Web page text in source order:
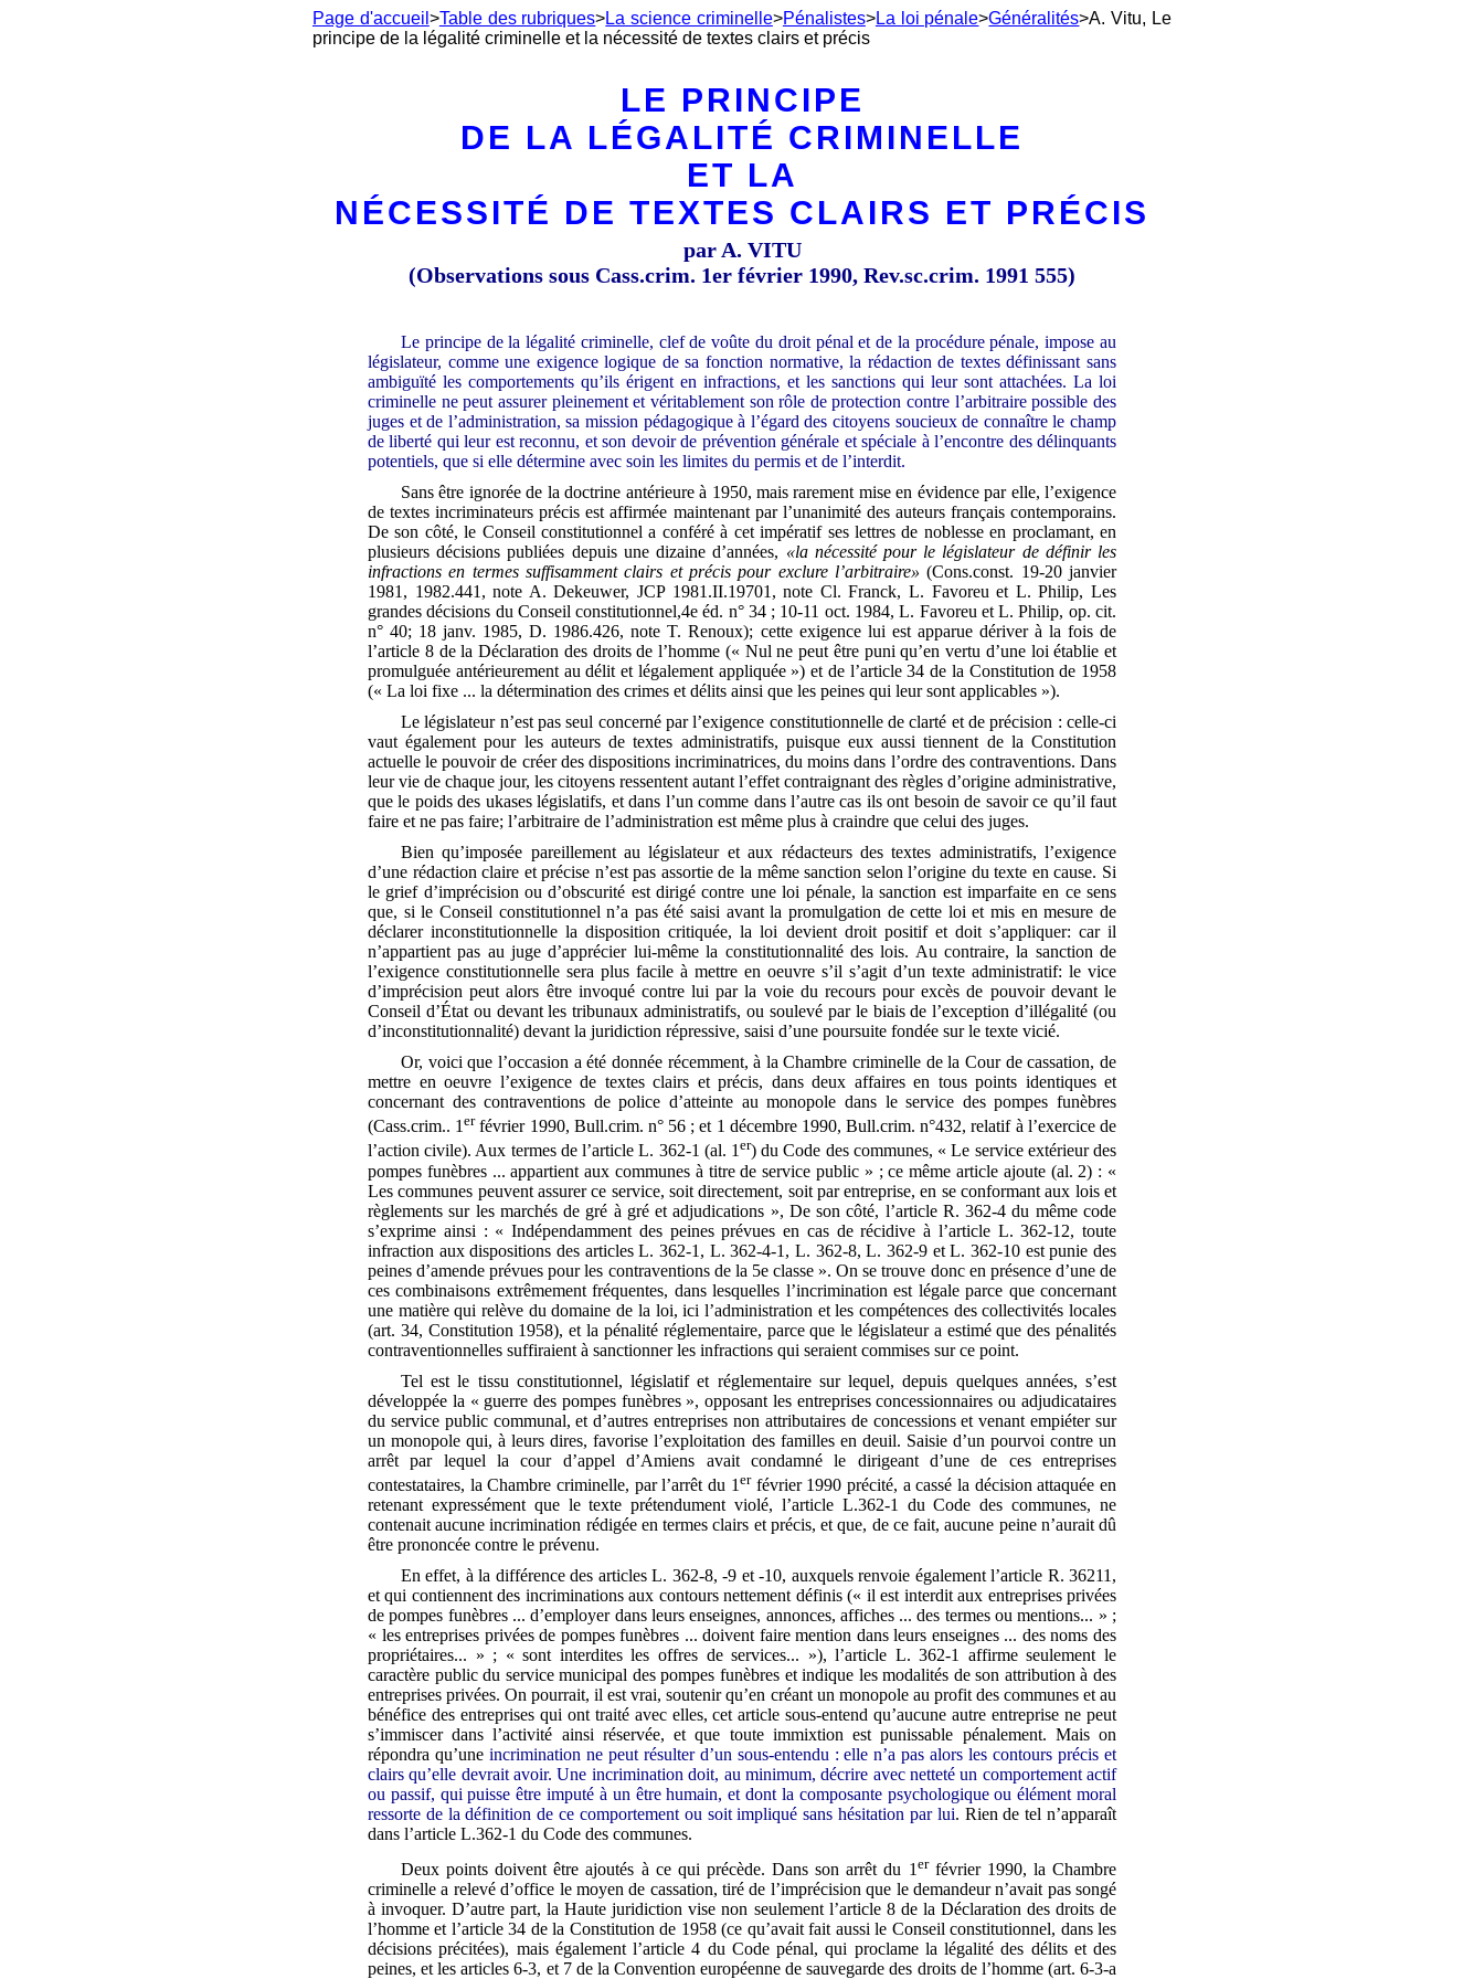
Page d'accueil >Table des rubriques>La science criminelle>Pénalistes>La loi pénale>Généralités>A. Vitu, Le
principe de la légalité criminelle et la nécessité de textes clairs et précis
LE PRINCIPE
DE LA LÉGALITÉ CRIMINELLE
ET LA
NÉCESSITÉ DE TEXTES CLAIRS ET PRÉCIS
par A. VITU
(Observations sous Cass.crim. 1er février 1990, Rev.sc.crim. 1991 555)
Le principe de la légalité criminelle, clef de voûte du droit pénal et de la procédure pénale, impose au
législateur, comme une exigence logique de sa fonction normative, la rédaction de textes définissant sans
ambiguïté les comportements qu’ils érigent en infractions, et les sanctions qui leur sont attachées. La loi
criminelle ne peut assurer pleinement et véritablement son rôle de protection contre l’arbitraire possible des
juges et de l’administration, sa mission pédagogique à l’égard des citoyens soucieux de connaître le champ
de liberté qui leur est reconnu, et son devoir de prévention générale et spéciale à l’encontre des délinquants
potentiels, que si elle détermine avec soin les limites du permis et de l’interdit.
Sans être ignorée de la doctrine antérieure à 1950, mais rarement mise en évidence par elle, l’exigence
de textes incriminateurs précis est affirmée maintenant par l’unanimité des auteurs français contemporains.
De son côté, le Conseil constitutionnel a conféré à cet impératif ses lettres de noblesse en proclamant, en
plusieurs décisions publiées depuis une dizaine d’années, «la nécessité pour le législateur de définir les
infractions en termes suffisamment clairs et précis pour exclure l’arbitraire» (Cons.const. 19-20 janvier
1981, 1982.441, note A. Dekeuwer, JCP 1981.II.19701, note Cl. Franck, L. Favoreu et L. Philip, Les
grandes décisions du Conseil constitutionnel,4e éd. n° 34 ; 10-11 oct. 1984, L. Favoreu et L. Philip, op. cit.
n° 40; 18 janv. 1985, D. 1986.426, note T. Renoux); cette exigence lui est apparue dériver à la fois de
l’article 8 de la Déclaration des droits de l’homme (« Nul ne peut être puni qu’en vertu d’une loi établie et
promulguée antérieurement au délit et légalement appliquée ») et de l’article 34 de la Constitution de 1958
(« La loi fixe ... la détermination des crimes et délits ainsi que les peines qui leur sont applicables »).
Le législateur n’est pas seul concerné par l’exigence constitutionnelle de clarté et de précision : celle-ci
vaut également pour les auteurs de textes administratifs, puisque eux aussi tiennent de la Constitution
actuelle le pouvoir de créer des dispositions incriminatrices, du moins dans l’ordre des contraventions. Dans
leur vie de chaque jour, les citoyens ressentent autant l’effet contraignant des règles d’origine administrative,
que le poids des ukases législatifs, et dans l’un comme dans l’autre cas ils ont besoin de savoir ce qu’il faut
faire et ne pas faire; l’arbitraire de l’administration est même plus à craindre que celui des juges.
Bien qu’imposée pareillement au législateur et aux rédacteurs des textes administratifs, l’exigence
d’une rédaction claire et précise n’est pas assortie de la même sanction selon l’origine du texte en cause. Si
le grief d’imprécision ou d’obscurité est dirigé contre une loi pénale, la sanction est imparfaite en ce sens
que, si le Conseil constitutionnel n’a pas été saisi avant la promulgation de cette loi et mis en mesure de
déclarer inconstitutionnelle la disposition critiquée, la loi devient droit positif et doit s’appliquer: car il
n’appartient pas au juge d’apprécier lui-même la constitutionnalité des lois. Au contraire, la sanction de
l’exigence constitutionnelle sera plus facile à mettre en oeuvre s’il s’agit d’un texte administratif: le vice
d’imprécision peut alors être invoqué contre lui par la voie du recours pour excès de pouvoir devant le
Conseil d’État ou devant les tribunaux administratifs, ou soulevé par le biais de l’exception d’illégalité (ou
d’inconstitutionnalité) devant la juridiction répressive, saisi d’une poursuite fondée sur le texte vicié.
Or, voici que l’occasion a été donnée récemment, à la Chambre criminelle de la Cour de cassation, de
mettre en oeuvre l’exigence de textes clairs et précis, dans deux affaires en tous points identiques et
concernant des contraventions de police d’atteinte au monopole dans le service des pompes funèbres
(Cass.crim.. 1erfévrier 1990, Bull.crim. n° 56 ; et 1 décembre 1990, Bull.crim. n°432, relatif à l’exercice de
l’action civile). Aux termes de l’article L. 362-1 (al. 1er) du Code des communes, « Le service extérieur des
pompes funèbres ... appartient aux communes à titre de service public » ; ce même article ajoute (al. 2) : «
Les communes peuvent assurer ce service, soit directement, soit par entreprise, en se conformant aux lois et
règlements sur les marchés de gré à gré et adjudications », De son côté, l’article R. 362-4 du même code
s’exprime ainsi : « Indépendamment des peines prévues en cas de récidive à l’article L. 362-12, toute
infraction aux dispositions des articles L. 362-1, L. 362-4-1, L. 362-8, L. 362-9 et L. 362-10 est punie des
peines d’amende prévues pour les contraventions de la 5e classe ». On se trouve donc en présence d’une de
ces combinaisons extrêmement fréquentes, dans lesquelles l’incrimination est légale parce que concernant
une matière qui relève du domaine de la loi, ici l’administration et les compétences des collectivités locales
(art. 34, Constitution 1958), et la pénalité réglementaire, parce que le législateur a estimé que des pénalités
contraventionnelles suffiraient à sanctionner les infractions qui seraient commises sur ce point.
Tel est le tissu constitutionnel, législatif et réglementaire sur lequel, depuis quelques années, s’est
développée la « guerre des pompes funèbres », opposant les entreprises concessionnaires ou adjudicataires
du service public communal, et d’autres entreprises non attributaires de concessions et venant empiéter sur
un monopole qui, à leurs dires, favorise l’exploitation des familles en deuil. Saisie d’un pourvoi contre un
arrêt par lequel la cour d’appel d’Amiens avait condamné le dirigeant d’une de ces entreprises
contestataires, la Chambre criminelle, par l’arrêt du 1 erfévrier 1990 précité, a cassé la décision attaquée en
retenant expressément que le texte prétendument violé, l’article L.362-1 du Code des communes, ne
contenait aucune incrimination rédigée en termes clairs et précis, et que, de ce fait, aucune peine n’aurait dû
être prononcée contre le prévenu.
En effet, à la différence des articles L. 362-8, -9 et -10, auxquels renvoie également l’article R. 36211,
et qui contiennent des incriminations aux contours nettement définis (« il est interdit aux entreprises privées
de pompes funèbres ... d’employer dans leurs enseignes, annonces, affiches ... des termes ou mentions... » ;
« les entreprises privées de pompes funèbres ... doivent faire mention dans leurs enseignes ... des noms des
propriétaires... » ; « sont interdites les offres de services... »), l’article L. 362-1 affirme seulement le
caractère public du service municipal des pompes funèbres et indique les modalités de son attribution à des
entreprises privées. On pourrait, il est vrai, soutenir qu’en créant un monopole au profit des communes et au
bénéfice des entreprises qui ont traité avec elles, cet article sous-entend qu’aucune autre entreprise ne peut
s’immiscer dans l’activité ainsi réservée, et que toute immixtion est punissable pénalement. Mais on
répondra qu’une incrimination ne peut résulter d’un sous-entendu : elle n’a pas alors les contours précis et
clairs qu’elle devrait avoir. Une incrimination doit, au minimum, décrire avec netteté un comportement actif
ou passif, qui puisse être imputé à un être humain, et dont la composante psychologique ou élément moral
ressorte de la définition de ce comportement ou soit impliqué sans hésitation par lui. Rien de tel n’apparaît
dans l’article L.362-1 du Code des communes.
Deux points doivent être ajoutés à ce qui précède. Dans son arrêt du 1 erfévrier 1990, la Chambre
criminelle a relevé d’office le moyen de cassation, tiré de l’imprécision que le demandeur n’avait pas songé
à invoquer. D’autre part, la Haute juridiction vise non seulement l’article 8 de la Déclaration des droits de
l’homme et l’article 34 de la Constitution de 1958 (ce qu’avait fait aussi le Conseil constitutionnel, dans les
décisions précitées), mais également l’article 4 du Code pénal, qui proclame la légalité des délits et des
peines, et les articles 6-3, et 7 de la Convention européenne de sauvegarde des droits de l’homme (art. 6-3-a